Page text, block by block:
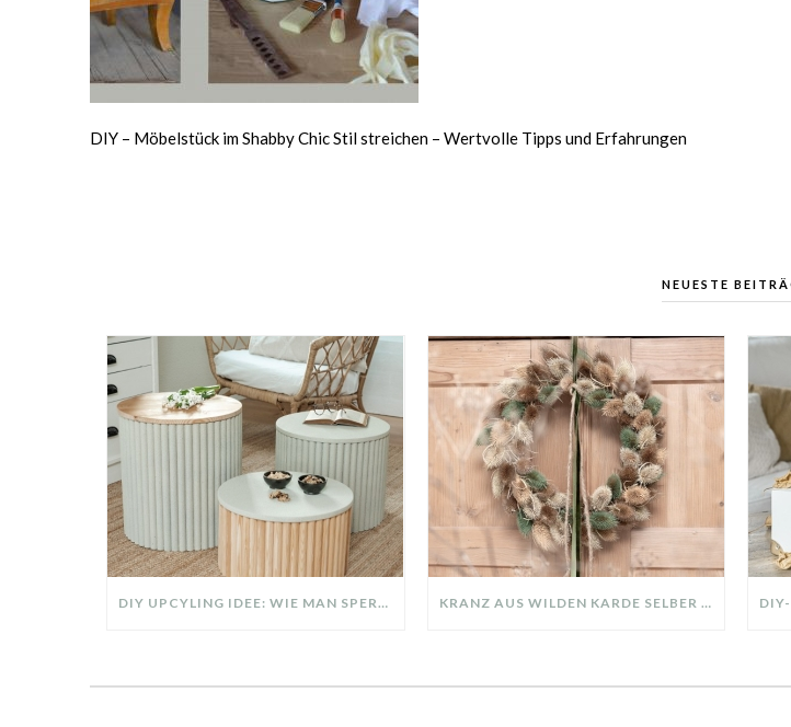
DIY – Möbelstück im Shabby Chic Stil streichen – Wertvolle Tipps und Erfahrungen
NEUESTE
DIY UPCYLING IDEE: WIE MAN SPERRMÜLL IN EIN DESIGNER TEIL VERWANDELT KRANZ AUS WILDEN KARDE SELBER MACHEN: HERBSTDEKO GANZ EINFACH